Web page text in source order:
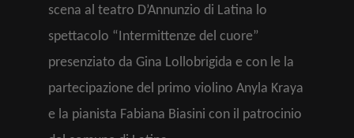
scena al teatro D’Annunzio di Latina lo
spettacolo “Intermittenze del cuore”
presenziato da Gina Lollobrigida e con le la
partecipazione del primo violino Anyla Kraya
e la pianista Fabiana Biasini con il patrocinio